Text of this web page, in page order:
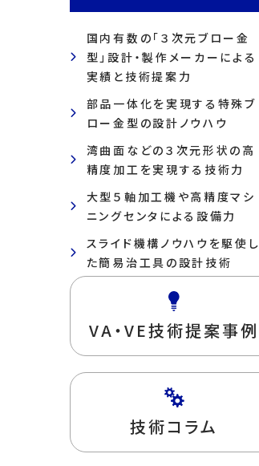
国内有数の「３次元ブロー金
型」設計・製作メーカーによる
実績と技術提案力
部品一体化を実現する特殊ブ
ロー金型の設計ノウハウ
湾曲面などの３次元形状の高
精度加工を実現する技術力
大型５軸加工機や高精度マシ
ニングセンタによる設備力
スライド機構ノウハウを駆使し
た簡易治工具の設計技術
VA・VE技術提案事例
技術コラム